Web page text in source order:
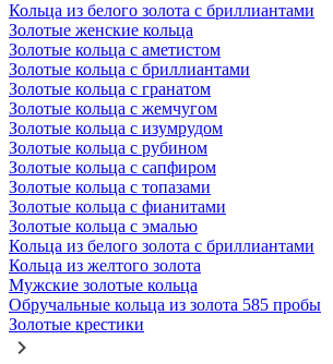
Кольца из белого золота с бриллиантами
Золотые женские кольца
Золотые кольца с аметистом
Золотые кольца с бриллиантами
Золотые кольца с гранатом
Золотые кольца с жемчугом
Золотые кольца с изумрудом
Золотые кольца с рубином
Золотые кольца с сапфиром
Золотые кольца с топазами
Золотые кольца с фианитами
Золотые кольца с эмалью
Кольца из белого золота с бриллиантами
Кольца из желтого золота
Мужские золотые кольца
Обручальные кольца из золота 585 пробы
Золотые крестики